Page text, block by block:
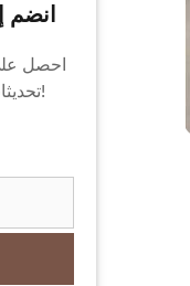
انضم
احصل
تحديثات اللياقة البدنية والتغذية لدينا!